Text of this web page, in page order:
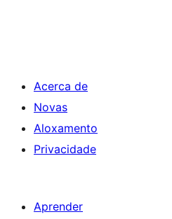
Acerca de
Novas
Aloxamento
Privacidade
Aprender